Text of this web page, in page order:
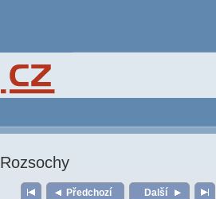
Rozsochy
Předchozí Další